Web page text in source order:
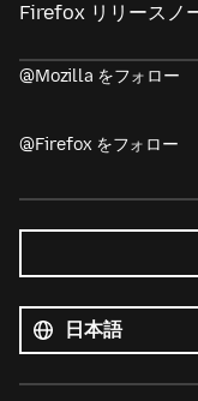
Firefox リリースノ
@Mozilla をフォロー
@Firefox をフォロー
べ
て
の
言
言
語